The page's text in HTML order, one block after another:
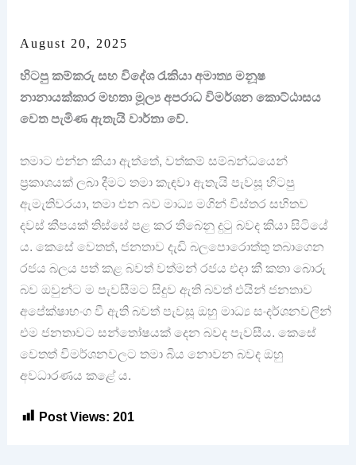
August 20, 2025
හිටපු කම්කරු සහ විදේශ රැකියා අමාත්‍ය මනූෂ
නානායක්කාර මහතා මූල්‍ය අපරාධ විමර්ශන කොට්ඨාසය
වෙත පැමිණ ඇතැයි වාර්තා වේ.
තමාට එන්න කියා ඇත්තේ, වත්කම් සම්බන්ධයෙන්
ප්‍රකාශයක් ලබා දීමට තමා කැඳවා ඇතැයි පැවසූ හිටපු
ඇමැතිවරයා, තමා එන බව මාධ්‍ය මගින් විස්තර සහිතව
දවස් කීපයක් තිස්සේ පළ කර තිබෙනු දුටු බවද කියා සිටියේ
ය. කෙසේ වෙතත්, ජනතාව දැඩි බලපොරොත්තු තබාගෙන
රජය බලය පත් කළ බවත් වත්මන් රජය එදා කී කතා බොරු
බව ඔවුන්ට ම පැවසීමට සිදුව ඇති බවත් එයින් ජනතාව
අපේක්ෂාභංග වී ඇති බවත් පැවසූ ඔහු මාධ්‍ය සංදර්ශනවලින්
එම ජනතාවට සන්තෝෂයක් දෙන බවද පැවසීය. කෙසේ
වෙතත් විමර්ශනවලට තමා බිය නොවන බවද ඔහු
අවධාරණය කළේ ය.
Post Views: 201